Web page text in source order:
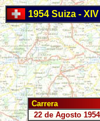
1954 Suiza -
Carrera
22 de Agosto 1954